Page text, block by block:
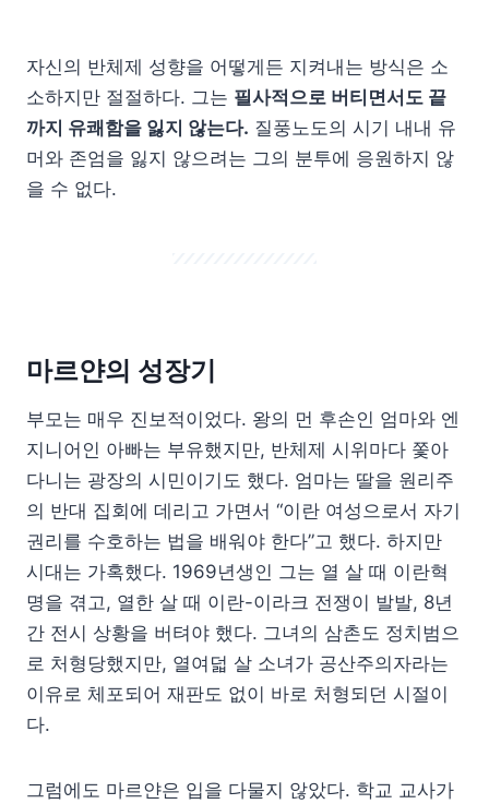
자신의 반체제 성향을 어떻게든 지켜내는 방식은 소
소하지만 절절하다. 그는 필사적으로 버티면서도 끝
까지 유쾌함을 잃지 않는다. 질풍노도의 시기 내내 유
머와 존엄을 잃지 않으려는 그의 분투에 응원하지 않
을 수 없다.
마르얀의 성장기
부모는 매우 진보적이었다. 왕의 먼 후손인 엄마와 엔
지니어인 아빠는 부유했지만, 반체제 시위마다 쫓아
다니는 광장의 시민이기도 했다. 엄마는 딸을 원리주
의 반대 집회에 데리고 가면서 “이란 여성으로서 자기
권리를 수호하는 법을 배워야 한다”고 했다. 하지만
시대는 가혹했다. 1969년생인 그는 열 살 때 이란혁
명을 겪고, 열한 살 때 이란-이라크 전쟁이 발발, 8년
간 전시 상황을 버텨야 했다. 그녀의 삼촌도 정치범으
로 처형당했지만, 열여덟 살 소녀가 공산주의자라는
이유로 체포되어 재판도 없이 바로 처형되던 시절이
다.
그럼에도 마르얀은 입을 다물지 않았다. 학교 교사가